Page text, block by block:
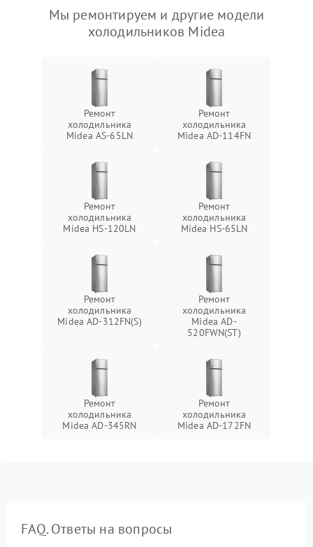
Мы ремонтируем и другие модели
холодильников Midea
Ремонт
холодильника
Midea AS-65LN
Ремонт
холодильника
Midea AD-114FN
Ремонт
холодильника
Midea HS-120LN
Ремонт
холодильника
Midea HS-65LN
Ремонт
холодильника
Midea AD-312FN(S)
Ремонт
холодильника
Midea AD-
520FWN(ST)
Ремонт
холодильника
Midea AD-345RN
Ремонт
холодильника
Midea AD-172FN
FAQ. Ответы на вопросы